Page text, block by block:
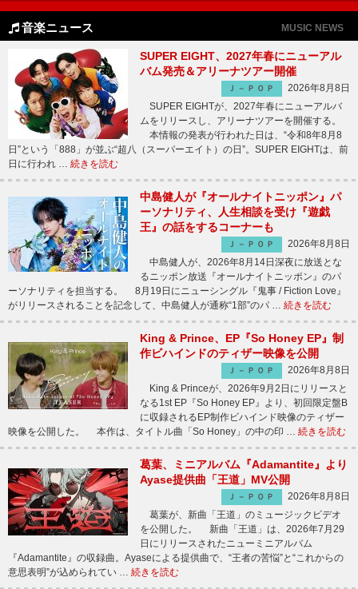
音楽ニュース MUSIC NEWS
SUPER EIGHT、2027年春にニューアル
バム発売＆アリーナツアー開催
Ｊ－ＰＯＰ
2026年8月8日
SUPER EIGHTが、2027年春にニューアルバ
ムをリリースし、アリーナツアーを開催する。
本情報の発表が行われた日は、“令和8年8月8
日”という「888」が並ぶ“超八（スーパーエイト）の日”。SUPER EIGHTは、前
日に行われ … 続きを読む
中島健人が『オールナイトニッポン』パ
ーソナリティ、人生相談を受け『遊戯
王』の話をするコーナーも
Ｊ－ＰＯＰ
2026年8月8日
中島健人が、2026年8月14日深夜に放送とな
るニッポン放送『オールナイトニッポン』のパ
ーソナリティを担当する。 8月19日にニューシングル『鬼事 / Fiction Love』
がリリースされることを記念して、中島健人が通称“1部”のパ … 続きを読む
King & Prince、EP『So Honey EP』制
作ビハインドのティザー映像を公開
Ｊ－ＰＯＰ
2026年8月8日
King & Princeが、2026年9月2日にリリースと
なる1st EP『So Honey EP』より、初回限定盤B
に収録されるEP制作ビハインド映像のティザー
映像を公開した。 本作は、タイトル曲「So Honey」の中の印 … 続きを読む
葛葉、ミニアルバム『Adamantite』より
Ayase提供曲「王道」MV公開
Ｊ－ＰＯＰ
2026年8月8日
葛葉が、新曲「王道」のミュージックビデオ
を公開した。 新曲「王道」は、2026年7月29
日にリリースされたニューミニアルバム
『Adamantite』の収録曲。Ayaseによる提供曲で、“王者の苦悩”と“これからの
意思表明”が込められてい … 続きを読む